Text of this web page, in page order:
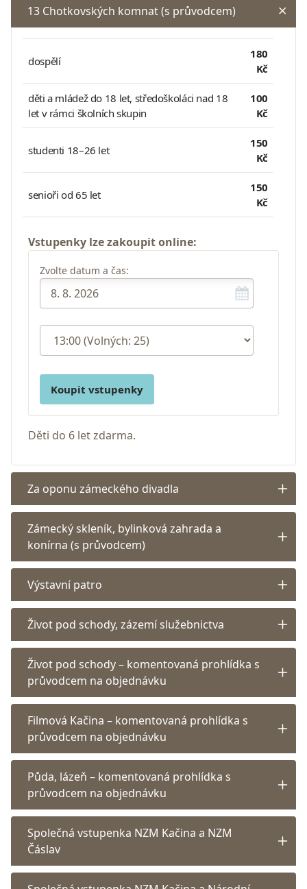
13 Chotkovských komnat (s průvodcem)
dospělí
180
Kč
děti a mládež do 18 let, středoškoláci nad 18
let v rámci školních skupin
100
Kč
studenti 18–26 let
150
Kč
senioři od 65 let
150
Kč
Vstupenky lze zakoupit online:
Zvolte datum a čas:
Koupit vstupenky
Děti do 6 let zdarma.
Za oponu zámeckého divadla
Zámecký skleník, bylinková zahrada a
konírna (s průvodcem)
Výstavní patro
Život pod schody, zázemí služebnictva
Život pod schody – komentovaná prohlídka s
průvodcem na objednávku
Filmová Kačina – komentovaná prohlídka s
průvodcem na objednávku
Půda, lázeň – komentovaná prohlídka s
průvodcem na objednávku
Společná vstupenka NZM Kačina a NZM
Čáslav